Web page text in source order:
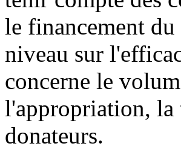
le financement
niveau sur
concerne le
l'appropriation, la
donateurs.